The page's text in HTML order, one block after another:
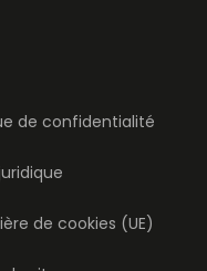
de confidentialité
de cookies (UE)